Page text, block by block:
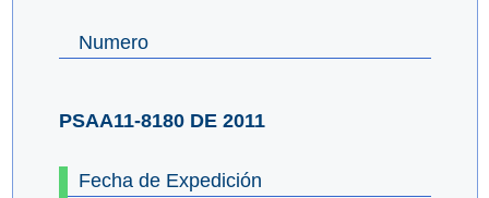
Numero
PSAA11-8180 DE 2011
Fecha de Expedición